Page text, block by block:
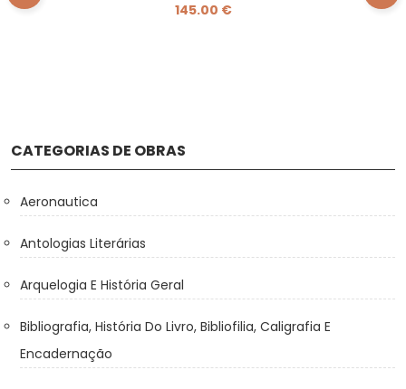
CATEGORIAS DE OBRAS
Aeronautica
Antologias Literárias
Arquelogia E História Geral
Bibliografia, História Do Livro, Bibliofilia, Caligrafia E
Encadernação
145.00 €